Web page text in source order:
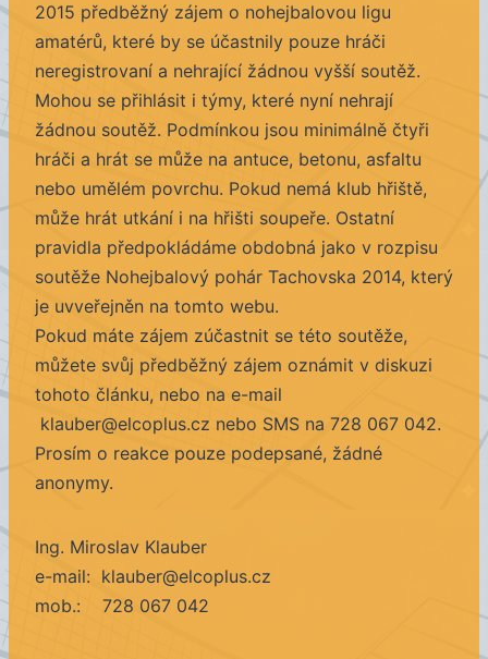
2015 předběžný zájem o nohejbalovou ligu
amatérů, které by se účastnily pouze hráči
neregistrovaní a nehrající žádnou vyšší soutěž.
Mohou se přihlásit i týmy, které nyní nehrají
žádnou soutěž. Podmínkou jsou minimálně čtyři
hráči a hrát se může na antuce, betonu, asfaltu
nebo umělém povrchu. Pokud nemá klub hřiště,
může hrát utkání i na hřišti soupeře. Ostatní
pravidla předpokládáme obdobná jako v rozpisu
soutěže Nohejbalový pohár Tachovska 2014, který
je uvveřejněn na tomto webu.
Pokud máte zájem zúčastnit se této soutěže,
můžete svůj předběžný zájem oznámit v diskuzi
tohoto článku, nebo na e-mail
klauber@elcoplus.cz nebo SMS na 728 067 042.
Prosím o reakce pouze podepsané, žádné
anonymy.
Ing. Miroslav Klauber
e-mail: klauber@elcoplus.cz
mob.: 728 067 042